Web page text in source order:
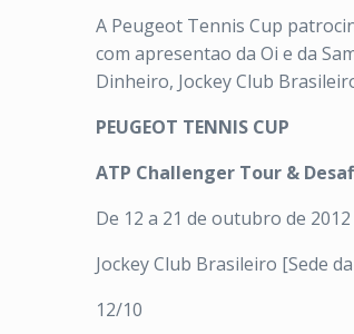
A Peugeot Tennis Cup
com apresentao da Oi e da
Dinheiro, Jockey Club
PEUGEOT TENNIS CUP
ATP Challenger Tour &
De 12 a 21 de outubro de 2012
Jockey Club Brasileiro [Sede
12/10